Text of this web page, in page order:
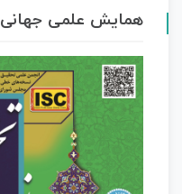
همایش علمی جهانی 1405